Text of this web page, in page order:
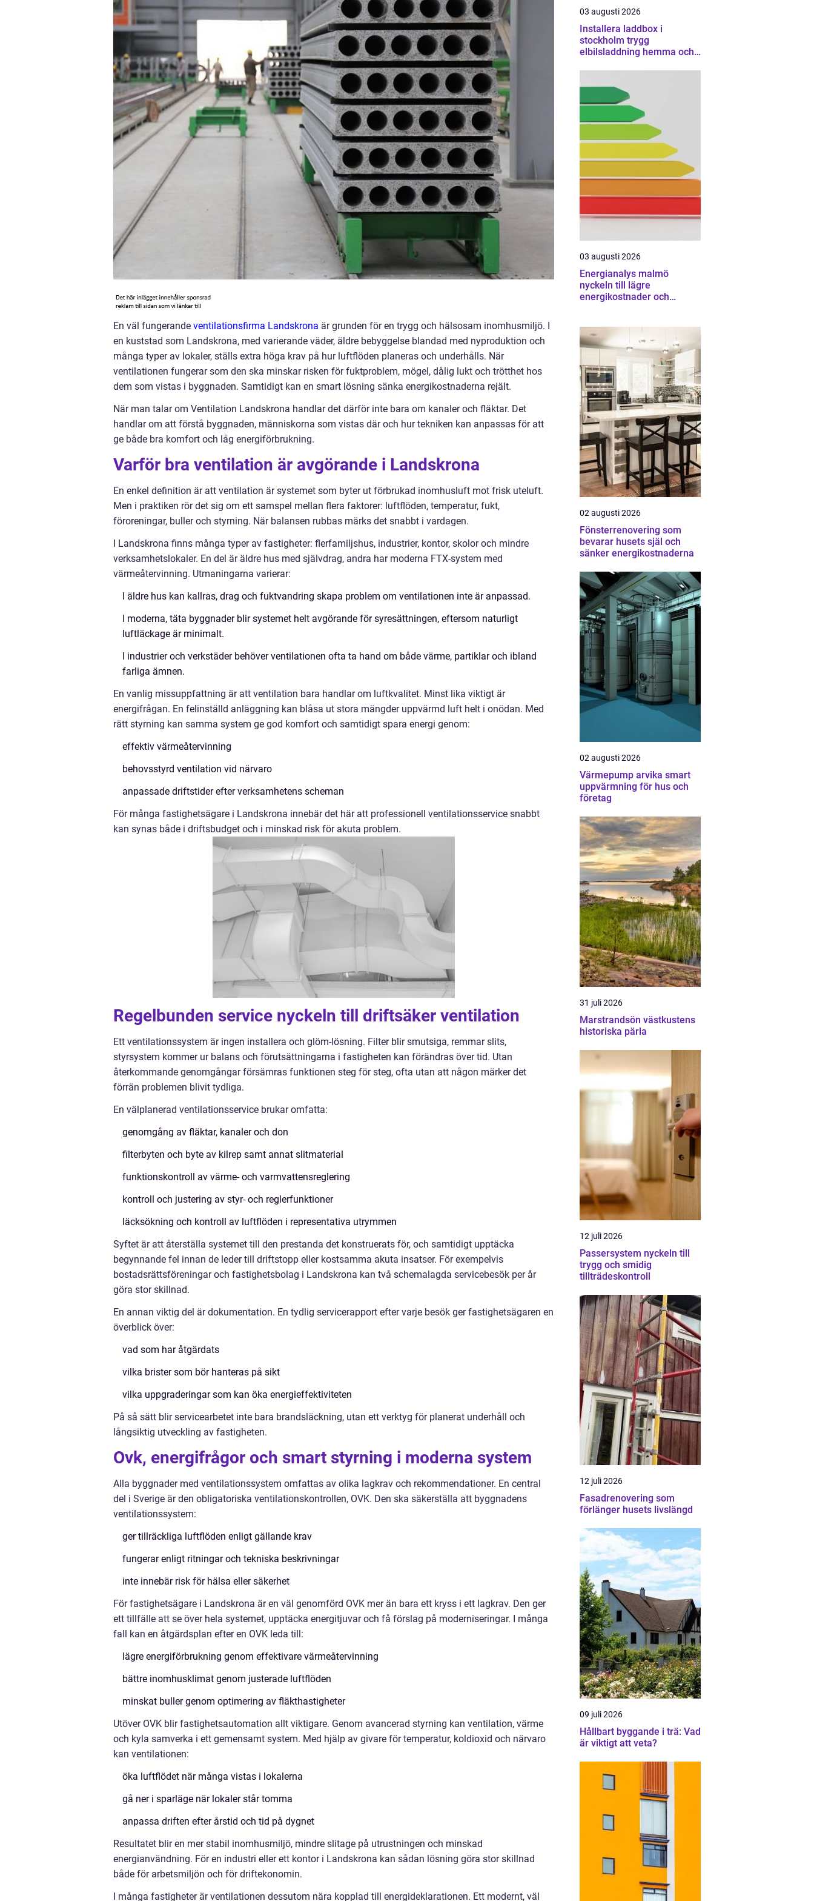
En väl fungerande ventilationsfirma Landskrona är grunden för en trygg och hälsosam inomhusmiljö. I
en kuststad som Landskrona, med varierande väder, äldre bebyggelse blandad med nyproduktion och
många typer av lokaler, ställs extra höga krav på hur luftflöden planeras och underhålls. När
ventilationen fungerar som den ska minskar risken för fuktproblem, mögel, dålig lukt och trötthet hos
dem som vistas i byggnaden. Samtidigt kan en smart lösning sänka energikostnaderna rejält.
När man talar om Ventilation Landskrona handlar det därför inte bara om kanaler och fläktar. Det
handlar om att förstå byggnaden, människorna som vistas där och hur tekniken kan anpassas för att
ge både bra komfort och låg energiförbrukning.
Varför bra ventilation är avgörande i Landskrona
En enkel definition är att ventilation är systemet som byter ut förbrukad inomhusluft mot frisk uteluft.
Men i praktiken rör det sig om ett samspel mellan flera faktorer: luftflöden, temperatur, fukt,
föroreningar, buller och styrning. När balansen rubbas märks det snabbt i vardagen.
I Landskrona finns många typer av fastigheter: flerfamiljshus, industrier, kontor, skolor och mindre
verksamhetslokaler. En del är äldre hus med självdrag, andra har moderna FTX-system med
värmeåtervinning. Utmaningarna varierar:
I äldre hus kan kallras, drag och fuktvandring skapa problem om ventilationen inte är anpassad.
I moderna, täta byggnader blir systemet helt avgörande för syresättningen, eftersom naturligt
luftläckage är minimalt.
I industrier och verkstäder behöver ventilationen ofta ta hand om både värme, partiklar och ibland
farliga ämnen.
En vanlig missuppfattning är att ventilation bara handlar om luftkvalitet. Minst lika viktigt är
energifrågan. En felinställd anläggning kan blåsa ut stora mängder uppvärmd luft helt i onödan. Med
rätt styrning kan samma system ge god komfort och samtidigt spara energi genom:
effektiv värmeåtervinning
behovsstyrd ventilation vid närvaro
anpassade driftstider efter verksamhetens scheman
För många fastighetsägare i Landskrona innebär det här att professionell ventilationsservice snabbt
kan synas både i driftsbudget och i minskad risk för akuta problem.
Regelbunden service nyckeln till driftsäker ventilation
Ett ventilationssystem är ingen installera och glöm-lösning. Filter blir smutsiga, remmar slits,
styrsystem kommer ur balans och förutsättningarna i fastigheten kan förändras över tid. Utan
återkommande genomgångar försämras funktionen steg för steg, ofta utan att någon märker det
förrän problemen blivit tydliga.
En välplanerad ventilationsservice brukar omfatta:
genomgång av fläktar, kanaler och don
filterbyten och byte av kilrep samt annat slitmaterial
funktionskontroll av värme- och varmvattensreglering
kontroll och justering av styr- och reglerfunktioner
läcksökning och kontroll av luftflöden i representativa utrymmen
Syftet är att återställa systemet till den prestanda det konstruerats för, och samtidigt upptäcka
begynnande fel innan de leder till driftstopp eller kostsamma akuta insatser. För exempelvis
bostadsrättsföreningar och fastighetsbolag i Landskrona kan två schemalagda servicebesök per år
göra stor skillnad.
En annan viktig del är dokumentation. En tydlig servicerapport efter varje besök ger fastighetsägaren en
överblick över:
vad som har åtgärdats
vilka brister som bör hanteras på sikt
vilka uppgraderingar som kan öka energieffektiviteten
På så sätt blir servicearbetet inte bara brandsläckning, utan ett verktyg för planerat underhåll och
långsiktig utveckling av fastigheten.
Ovk, energifrågor och smart styrning i moderna system
Alla byggnader med ventilationssystem omfattas av olika lagkrav och rekommendationer. En central
del i Sverige är den obligatoriska ventilationskontrollen, OVK. Den ska säkerställa att byggnadens
ventilationssystem:
ger tillräckliga luftflöden enligt gällande krav
fungerar enligt ritningar och tekniska beskrivningar
inte innebär risk för hälsa eller säkerhet
För fastighetsägare i Landskrona är en väl genomförd OVK mer än bara ett kryss i ett lagkrav. Den ger
ett tillfälle att se över hela systemet, upptäcka energitjuvar och få förslag på moderniseringar. I många
fall kan en åtgärdsplan efter en OVK leda till:
lägre energiförbrukning genom effektivare värmeåtervinning
bättre inomhusklimat genom justerade luftflöden
minskat buller genom optimering av fläkthastigheter
Utöver OVK blir fastighetsautomation allt viktigare. Genom avancerad styrning kan ventilation, värme
och kyla samverka i ett gemensamt system. Med hjälp av givare för temperatur, koldioxid och närvaro
kan ventilationen:
öka luftflödet när många vistas i lokalerna
gå ner i sparläge när lokaler står tomma
anpassa driften efter årstid och tid på dygnet
Resultatet blir en mer stabil inomhusmiljö, mindre slitage på utrustningen och minskad
energianvändning. För en industri eller ett kontor i Landskrona kan sådan lösning göra stor skillnad
både för arbetsmiljön och för driftekonomin.
I många fastigheter är ventilationen dessutom nära kopplad till energideklarationen. Ett modernt, väl
03 augusti 2026
Installera laddbox i
stockholm trygg
elbilsladdning hemma och
03 augusti 2026
Energianalys malmö
nyckeln till lägre
energikostnader och
02 augusti 2026
Fönsterrenovering som
bevarar husets själ och
sänker energikostnaderna
02 augusti 2026
Värmepump arvika smart
uppvärmning för hus och
företag
31 juli 2026
Marstrandsön västkustens
historiska pärla
12 juli 2026
Passersystem nyckeln till
trygg och smidig
tillträdeskontroll
12 juli 2026
Fasadrenovering som
förlänger husets livslängd
09 juli 2026
Hållbart byggande i trä: Vad
är viktigt att veta?